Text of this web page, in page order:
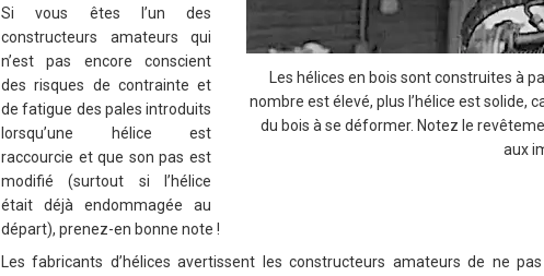
Les hélices en bois sont construites à
nombre est élevé, plus l’hélice est solide,
du bois à se déformer. Notez le
aux
Si vous êtes l’un des
constructeurs amateurs qui
n’est pas encore conscient
des risques de contrainte et
de fatigue des pales introduits
lorsqu’une hélice est
raccourcie et que son pas est
modifié (surtout si l’hélice
était déjà endommagée au
départ), prenez-en bonne note !
Les fabricants d’hélices avertissent les constructeurs amateurs de ne